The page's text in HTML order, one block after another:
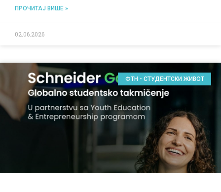
ПРОЧИТАЈ ВИШЕ »
02.06.2026
ФТН - СТУДЕНТСКИ ЖИВОТ